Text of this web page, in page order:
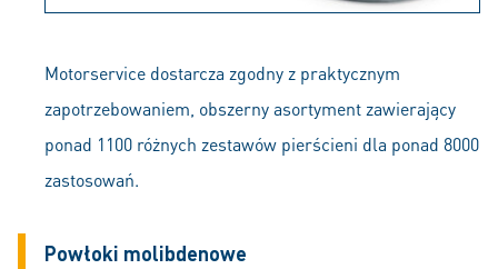
Motorservice dostarcza zgodny z praktycznym
zapotrzebowaniem, obszerny asortyment zawierający
ponad 1100 różnych zestawów pierścieni dla ponad 8000
zastosowań.
Powłoki molibdenowe